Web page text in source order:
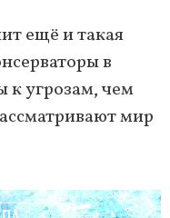
ещё и такая
в
к угрозам, чем
мир